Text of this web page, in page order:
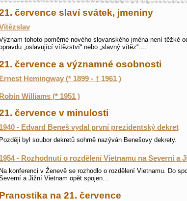
července slaví svátek, jmeniny
tohoto poměrné nového slovanského jména není těžké
„oslavující vítězství“ nebo „slavný vítěz“.…
července a významné osobnosti
Ernest Hemingway (* 1899 - † 1961 )
Robin Williams (* 1951 )
července v minulosti
1940 - Edvard Beneš vydal první prezidentský dekret
Později byl soubor dekretů sohrně nazýván Benešovy dekrety.
1954 - Rozhodnutí o rozdělení Vietnamu na Severní a
Na konferenci v Ženevě se rozhodlo o rozdělení Vietnamu. Do
a Jižní Vietnam opět spojen…
Pranostika na 21. července